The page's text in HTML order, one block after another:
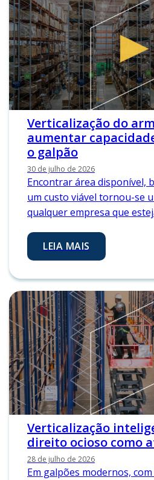
Verticalização do
aumentar
o galpão
30 de julho de 2026
Encontrar área disponível,
um custo viável tornou-se
qualquer empresa que
LEIA MAIS
Verticalização
direito ocioso como
28 de julho de 2026
Em galpões modernos,